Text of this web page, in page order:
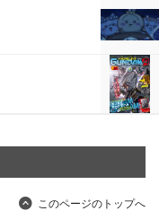
このページのトップへ